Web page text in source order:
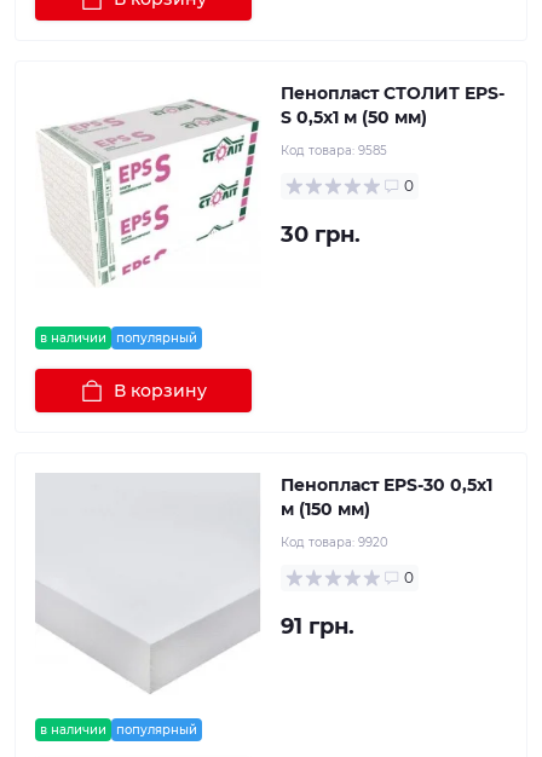
в наличии популярный
Пенопласт СТОЛИТ EPS-
S 0,5х1 м (50 мм)
Код товара: 9585
0
30 грн.
В корзину
в наличии популярный
Пенопласт EPS-30 0,5х1
м (150 мм)
Код товара: 9920
0
91 грн.